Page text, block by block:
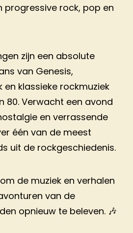
progressive rock, pop en
zijn een absolute
van Genesis,
klassieke rockmuziek
80. Verwacht een avond
en verrassende
één van de meest
uit de rockgeschiedenis.
de muziek en verhalen
van de
opnieuw te beleven. 🎶